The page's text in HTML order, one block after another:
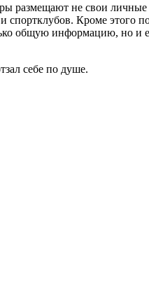
размещают не свои
спортклубов. Кроме этого
общую информацию, но и
себе по душе.